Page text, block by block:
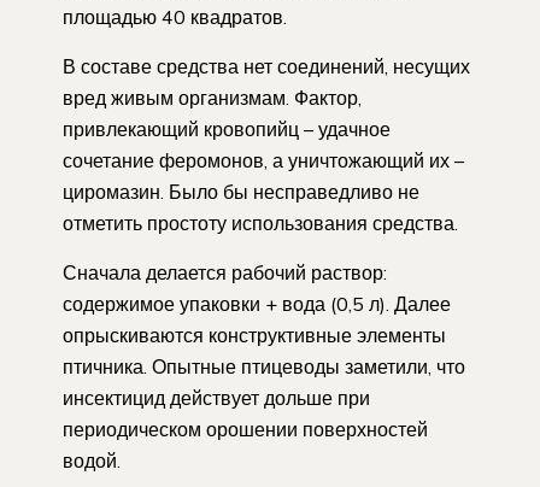
площадью 40 квадратов.
В составе средства нет соединений, несущих
вред живым организмам. Фактор,
привлекающий кровопийц – удачное
сочетание феромонов, а уничтожающий их –
циромазин. Было бы несправедливо не
отметить простоту использования средства.
Сначала делается рабочий раствор:
содержимое упаковки + вода (0,5 л). Далее
опрыскиваются конструктивные элементы
птичника. Опытные птицеводы заметили, что
инсектицид действует дольше при
периодическом орошении поверхностей
водой.